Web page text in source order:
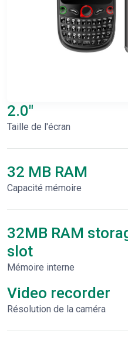
2.0"
Taille de l'écran
32 MB RAM
Capacité mémoire
32MB RAM
slot
Mémoire interne
Video recorder
Résolution de la caméra